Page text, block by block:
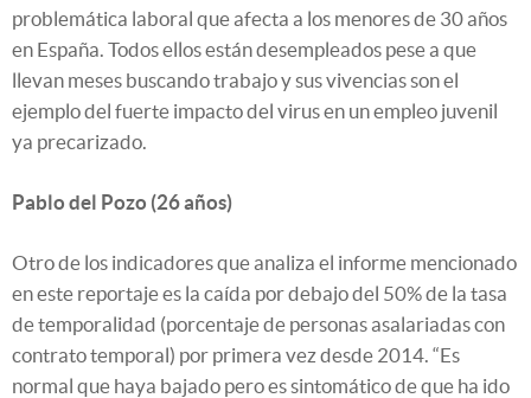
problemática laboral que afecta a los menores de 30 años
en España. Todos ellos están desempleados pese a que
llevan meses buscando trabajo y sus vivencias son el
ejemplo del fuerte impacto del virus en un empleo juvenil
ya precarizado.
Pablo del Pozo (26 años)
Otro de los indicadores que analiza el informe mencionado
en este reportaje es la caída por debajo del 50% de la tasa
de temporalidad (porcentaje de personas asalariadas con
contrato temporal) por primera vez desde 2014. “Es
normal que haya bajado pero es sintomático de que ha ido